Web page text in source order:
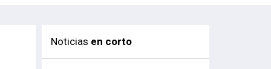
Noticias en corto